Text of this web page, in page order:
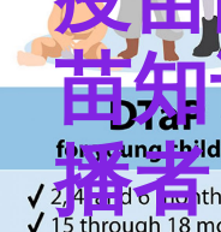
苗
播